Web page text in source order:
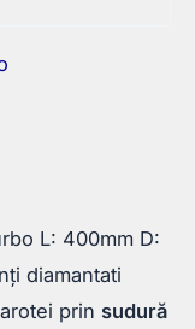
L: 400mm D:
diamantati
prin sudură